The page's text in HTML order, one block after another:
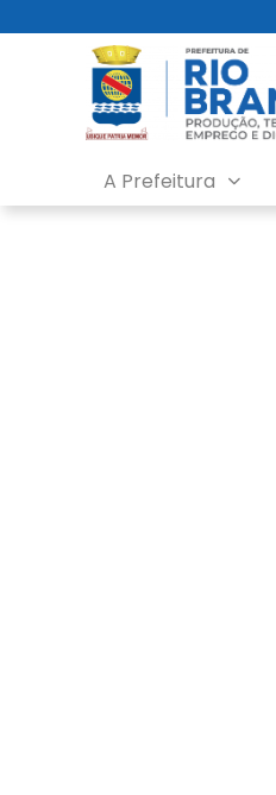
A Prefeitura